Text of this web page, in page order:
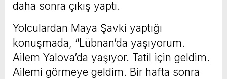
daha sonra çıkış yaptı.
Yolculardan Maya Şavki yaptığı
konuşmada, “Lübnan’da yaşıyorum.
Ailem Yalova’da yaşıyor. Tatil için geldim.
Ailemi görmeye geldim. Bir hafta sonra